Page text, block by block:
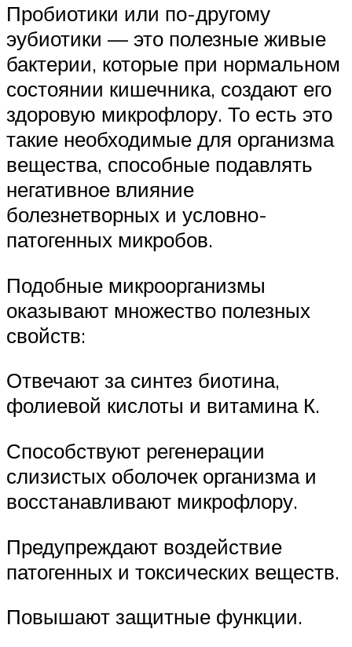
Пробиотики или по-другому
эубиотики — это полезные живые
бактерии, которые при нормальном
состоянии кишечника, создают его
здоровую микрофлору. То есть это
такие необходимые для организма
вещества, способные подавлять
негативное влияние
болезнетворных и условно-
патогенных микробов.
Подобные микроорганизмы
оказывают множество полезных
свойств:
​Отвечают за синтез биотина,
фолиевой кислоты и витамина К.
​Способствуют регенерации
слизистых оболочек организма и
восстанавливают микрофлору.
​Предупреждают воздействие
патогенных и токсических веществ.
​Повышают защитные функции.